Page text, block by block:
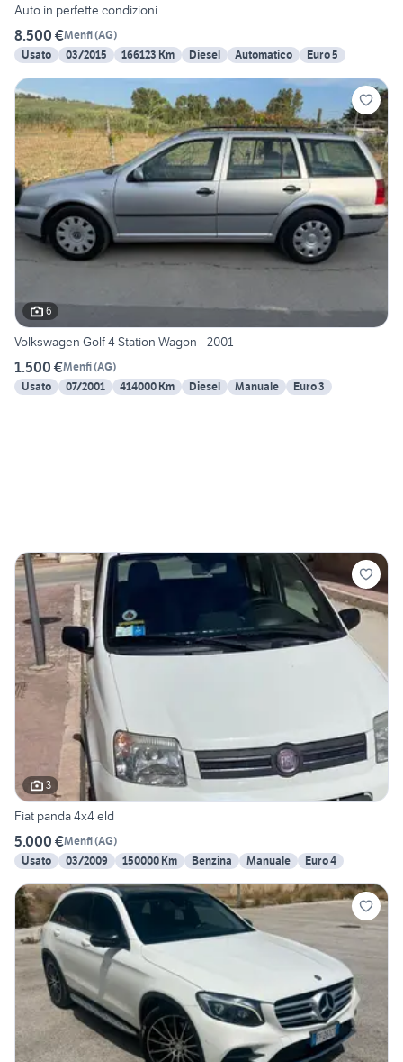
Auto in perfette condizioni
8.500 €Menfi(AG)
Usato
03/2015 166123 Km Diesel Automatico Euro 5
6
Volkswagen Golf 4 Station Wagon - 2001
1.500 €Menfi(AG)
Usato
07/2001 414000 Km Diesel Manuale Euro 3
3
Fiat panda 4x4 eld
5.000 €Menfi(AG)
Usato
03/2009 150000 Km Benzina Manuale Euro 4